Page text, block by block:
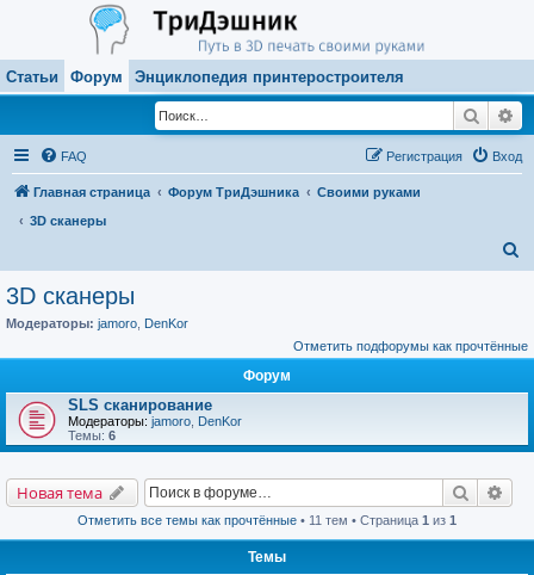
Статьи Форум Энциклопедия принтеростроителя
Поиск
FAQ Вход
Регистрация
Главная страница Форум ТриДэшника
Своими руками
3D сканеры
к
3D сканеры
Модераторы: jamoro DenKor
Отметить подфорумы как прочтённые
Форум
SLS сканирование
Модераторы: jamoro DenKor
Темы: 6
Новая тема Поиск
Отметить все темы как прочтённые • 11 тем • Страница 1 из 1
Темы